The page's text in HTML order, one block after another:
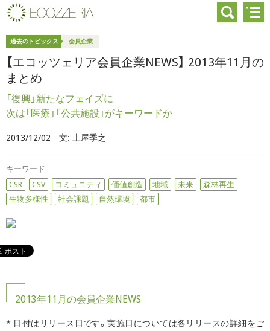
過去のトピックス 会員企業
【エコッツェリア会員企業NEWS】 2013年11月の
まとめ
「復興」新たなフェイズに
次は「医療」「公共施設」がキーワードか
2013/12/02 文: 土屋季之
キーワード
CSR
CSV コミュニティ 価値創造 地域 未来
森林再生
生物多様性
社会課題 自然環境 都市
2013年11月の会員企業NEWS
* 日付はリリース日です。実施日については各リリースの詳細をご